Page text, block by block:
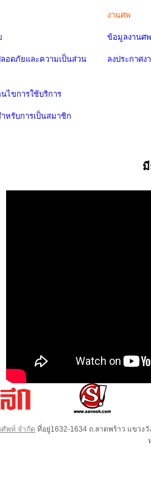
อดภัยและความเป็นส่วน
ไขการใช้บริการ
หรับการเป็นสมาชิก
งานศพ
ข้อมูลงานศพ
ลงประกาศง
พท์ จำกัด ที่อยู่1632-1634 ถ.ลาดพร้าว แขวง